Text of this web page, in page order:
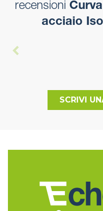
recensioni
acciaio
SCRIVI